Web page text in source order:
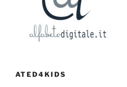
ATED4KIDS